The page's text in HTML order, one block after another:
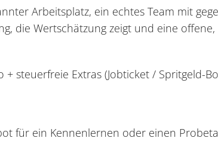
Arbeitsplatz, ein echtes Team mit
die Wertschätzung zeigt und eine
steuerfreie Extras (Jobticket / Spritgeld-
für ein Kennenlernen oder einen